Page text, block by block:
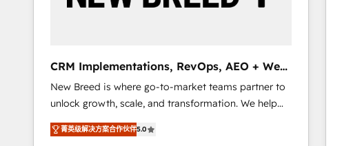
SAP, Microsoft Dynamics, custom ERPs, and any
accelerate decisions, streamline processes, and
unlock efficiency at scale. From predictive
intelligence to conversational AI, we turn data into
action and automation into competitive advantage.
✦ 150+ implementations ✦ 100+ certifications ✦ 7
CRM Implementations, RevOps, AEO + Web,
Demand Gen
New Breed is where go-to-market teams partner to
unlock growth, scale, and transformation. We help
companies activate HubSpot’s AI-powered
customer platform and operationalize HubSpot’s
菁英级解决方案合作伙伴5.0